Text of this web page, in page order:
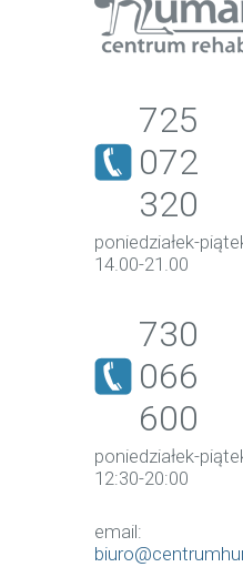
725
072
320
poniedziałek-
14.00-21.00
730
066
600
poniedziałek-
12:30-20:00
email: